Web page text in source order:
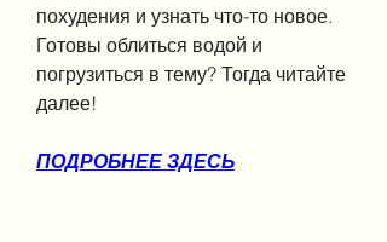
похудения и узнать что-то новое.
Готовы облиться водой и
погрузиться в тему? Тогда читайте
далее!
ПОДРОБНЕЕ ЗДЕСЬ